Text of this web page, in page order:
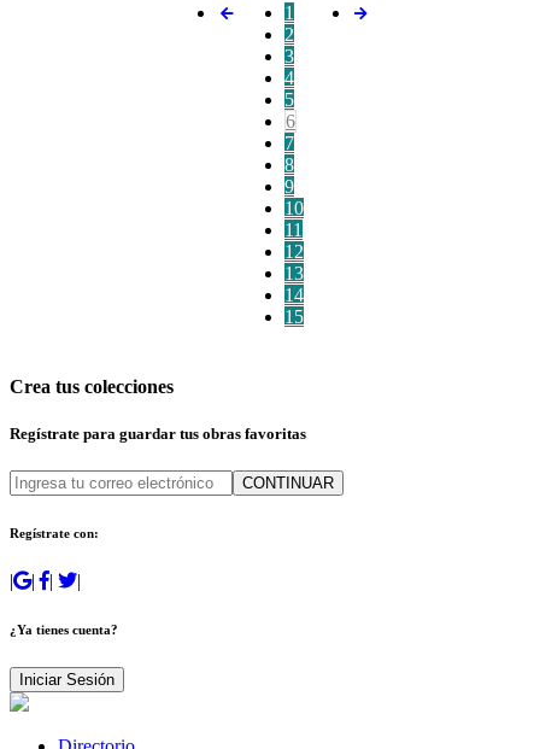
1
2
3
4
5
6
7
8
9
10
11
12
13
14
15
Crea tus colecciones
Regístrate para guardar tus obras favoritas
CONTINUAR
Regístrate con:
| | | |
¿Ya tienes cuenta?
Iniciar Sesión